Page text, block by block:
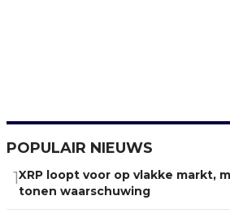
POPULAIR NIEUWS
1XRP loopt voor op vlakke markt,
tonen waarschuwing